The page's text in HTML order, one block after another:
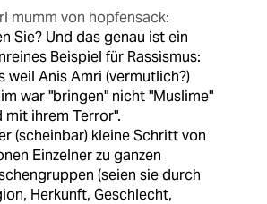
mumm von hopfensack:
Sie? Und das genau ist ein
Beispiel für Rassismus:
weil Anis Amri (vermutlich?)
war "bringen" nicht "Muslime"
mit ihrem Terror".
(scheinbar) kleine Schritt von
Einzelner zu ganzen
(seien sie durch
Herkunft, Geschlecht,